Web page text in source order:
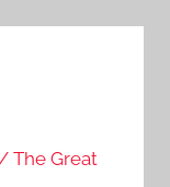
The Great